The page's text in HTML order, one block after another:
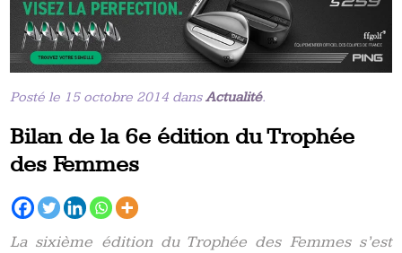
Posté le 15 octobre 2014 dansActualité.
Bilan de la 6e édition du Trophée
des Femmes
La sixième édition du Trophée des Femmes s’est